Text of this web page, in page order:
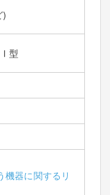
)
Ⅰ型
機器に関するリ